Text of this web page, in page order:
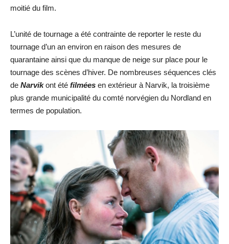
moitié du film.
L’unité de tournage a été contrainte de reporter le reste du
tournage d’un an environ en raison des mesures de
quarantaine ainsi que du manque de neige sur place pour le
tournage des scènes d’hiver. De nombreuses séquences clés
de Narvikont été filmées en extérieur à Narvik, la troisième
plus grande municipalité du comté norvégien du Nordland en
termes de population.